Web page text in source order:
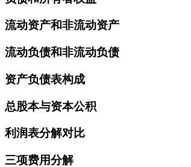
流动资产和非流动资产
流动负债和非流动负债
资产负债表构成
总股本与资本公积
利润表分解对比
三项费用分解